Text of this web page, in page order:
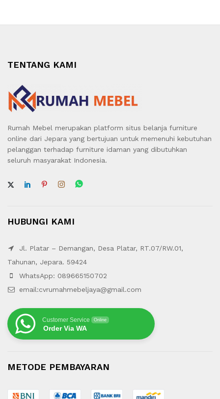
TENTANG KAMI
Rumah Mebel merupakan platform situs belanja furniture
online dari Jepara yang bertujuan untuk memenuhi kebutuhan
pelanggan terhadap furniture idaman yang dibutuhkan
seluruh masyarakat Indonesia.
HUBUNGI KAMI
Jl. Platar – Demangan, Desa Platar, RT.07/RW.01,
Tahunan, Jepara. 59424
WhatsApp: 089665150702
email:cvrumahmebeljaya@gmail.com
Customer Service Online
Order Via WA
METODE PEMBAYARAN